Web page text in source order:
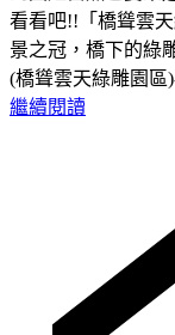
看看吧!!「橋聳雲
景之冠，橋下的綠
(橋聳雲天綠雕園區
繼續閱讀